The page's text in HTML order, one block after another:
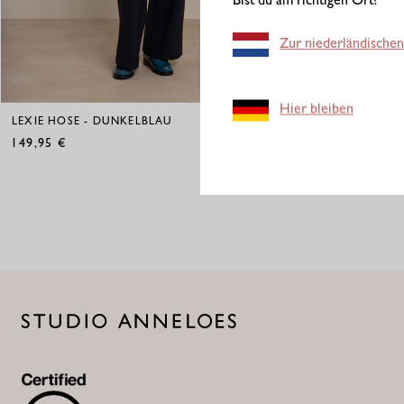
LEXIE HOSE - DUNKELBLAU
149,95
Zur
Hier bleiben